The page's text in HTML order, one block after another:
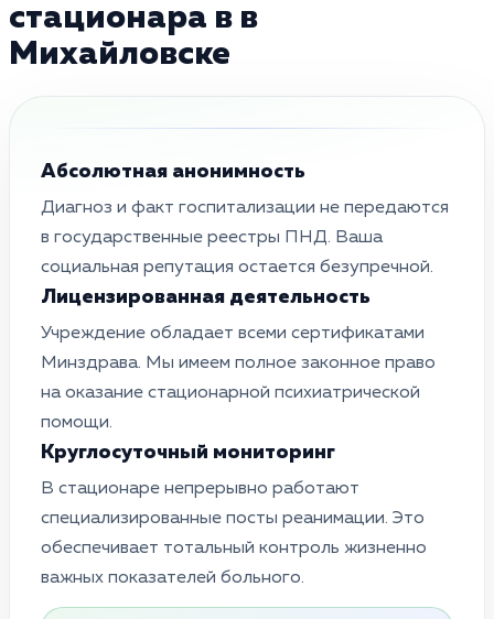
стационара в в
Михайловске
Абсолютная анонимность
Диагноз и факт госпитализации не передаются
в государственные реестры ПНД. Ваша
социальная репутация остается безупречной.
Лицензированная деятельность
Учреждение обладает всеми сертификатами
Минздрава. Мы имеем полное законное право
на оказание стационарной психиатрической
помощи.
Круглосуточный мониторинг
В стационаре непрерывно работают
специализированные посты реанимации. Это
обеспечивает тотальный контроль жизненно
важных показателей больного.